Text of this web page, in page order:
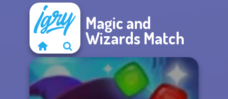
Magic and
Wizards Match